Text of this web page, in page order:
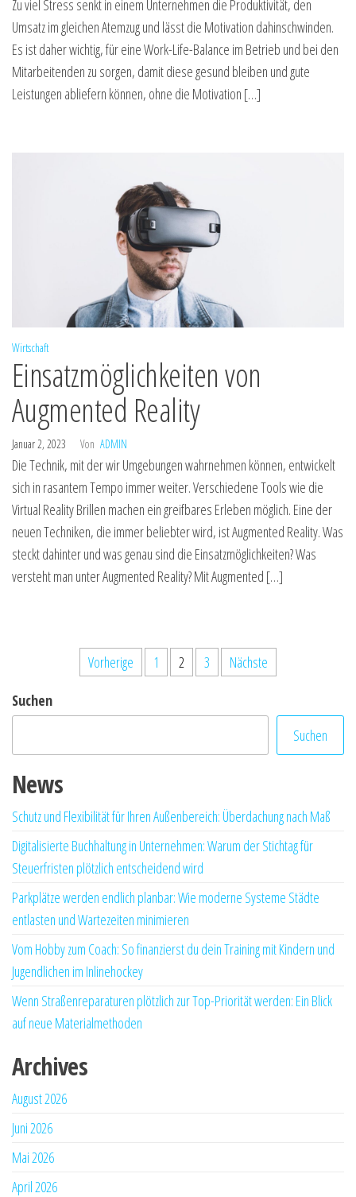
Zu viel Stress senkt in einem Unternehmen die Produktivität, den
Umsatz im gleichen Atemzug und lässt die Motivation dahinschwinden.
Es ist daher wichtig, für eine Work-Life-Balance im Betrieb und bei den
Mitarbeitenden zu sorgen, damit diese gesund bleiben und gute
Leistungen abliefern können, ohne die Motivation […]
Wirtschaft
Einsatzmöglichkeiten von
Augmented Reality
Januar 2, 2023 Von ADMIN
Die Technik, mit der wir Umgebungen wahrnehmen können, entwickelt
sich in rasantem Tempo immer weiter. Verschiedene Tools wie die
Virtual Reality Brillen machen ein greifbares Erleben möglich. Eine der
neuen Techniken, die immer beliebter wird, ist Augmented Reality. Was
steckt dahinter und was genau sind die Einsatzmöglichkeiten? Was
versteht man unter Augmented Reality? Mit Augmented […]
Seitennummerierung
der
Beiträge
Vorherige 1 2 3
Nächste
Suchen
Suchen
News
Schutz und Flexibilität für Ihren Außenbereich: Überdachung nach Maß
Digitalisierte Buchhaltung in Unternehmen: Warum der Stichtag für
Steuerfristen plötzlich entscheidend wird
Parkplätze werden endlich planbar: Wie moderne Systeme Städte
entlasten und Wartezeiten minimieren
Vom Hobby zum Coach: So finanzierst du dein Training mit Kindern und
Jugendlichen im Inlinehockey
Wenn Straßenreparaturen plötzlich zur Top-Priorität werden: Ein Blick
auf neue Materialmethoden
Archives
August 2026
Juni 2026
Mai 2026
April 2026